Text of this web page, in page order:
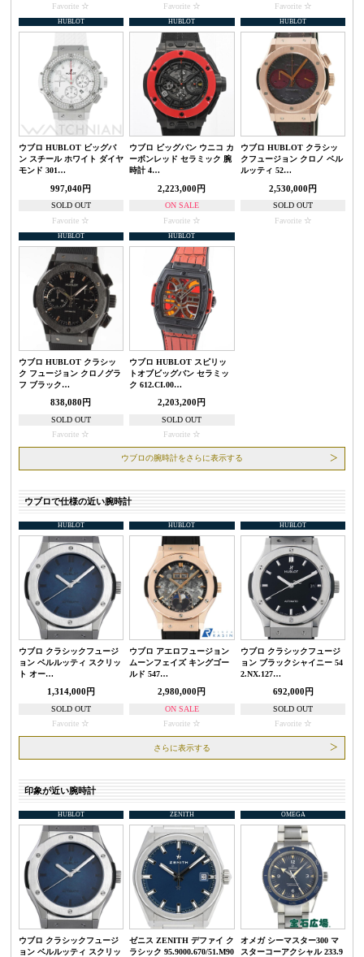
Favorite
Favorite
Favorite
HUBLOT
ウブロ HUBLOT ビッグバ
ン スチール ホワイト ダイヤ
モンド 301…
997,040円
SOLD OUT
Favorite
HUBLOT
ウブロ ビッグバン ウニコ カ
ーボンレッド セラミック 腕
時計 4…
2,223,000円
ON SALE
Favorite
HUBLOT
ウブロ HUBLOT クラシッ
クフュージョン クロノ ベル
ルッティ 52…
2,530,000円
SOLD OUT
Favorite
HUBLOT
ウブロ HUBLOT クラシッ
ク フュージョン クロノグラ
フ ブラック…
838,080円
SOLD OUT
Favorite
HUBLOT
ウブロ HUBLOT スピリッ
トオブビッグバン セラミッ
ク 612.CI.00…
2,203,200円
SOLD OUT
Favorite
ウブロの腕時計をさらに表示する
ウブロで仕様の近い腕時計
HUBLOT
ウブロ クラシックフュージ
ョン ベルルッティ スクリッ
ト オー…
1,314,000円
SOLD OUT
Favorite
HUBLOT
ウブロ アエロフュージョン
ムーンフェイズ キングゴー
ルド 547…
2,980,000円
ON SALE
Favorite
HUBLOT
ウブロ クラシックフュージ
ョン ブラックシャイニー 54
2.NX.127…
692,000円
SOLD OUT
Favorite
さらに表示する
印象が近い腕時計
HUBLOT
ウブロ クラシックフュージ
ョン ベルルッティ スクリッ
ZENITH
ゼニス ZENITH デファイ ク
ラシック 95.9000.670/51.M90
OMEGA
オメガ シーマスター300 マ
スターコーアクシャル 233.9